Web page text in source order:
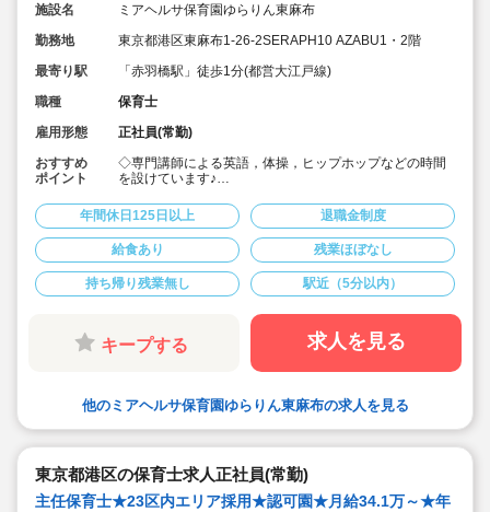
施設名
ミアヘルサ保育園ゆらりん東麻布
勤務地
東京都港区東麻布1-26-2SERAPH10 AZABU1・2階
最寄り駅
「赤羽橋駅」徒歩1分(都営大江戸線)
職種
保育士
雇用形態
正社員(常勤)
おすすめ
ポイント
◇専門講師による英語，体操，ヒップホップなどの時間
を設けています♪
育士の求人です♪
◇月給290,630円～/経験・実績に応じて加算！頑張りが
評価される法人です☆
◇賞与は【月給】×2か月分/別途手当あり！
◇年間休日128日！有給も入社初日に10日付与、ワーク
ライフバランスがとりやすい環境です♪
◇残業代は1分単位で支給。業務の前後の着替えの時間も
◇宿舎借り上げ制度あり。引っ越し代補助5万円♪
◇子ども一人ひとりを大切にする、おもいやりと笑顔が
◇面接担当の園長先生の元でそのまま働くことができる
できます♪
年間休日125日以上 退職金制度
給食あり 残業ほぼなし
持ち帰り残業無し 駅近（5分以内）
キープする 求人を見る
他のミアヘルサ保育園ゆらりん東麻布の求人を見る
東京都港区の保育士求人正社員(常勤)
主任保育士★23区内エリア採用★認可園★月給34.1万～★年